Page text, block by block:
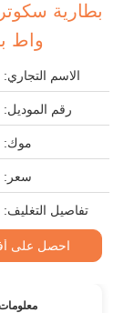
واط
الاسم التجاري:
رقم الموديل:
موك:
سعر:
تفاصيل التغليف:
احصل على